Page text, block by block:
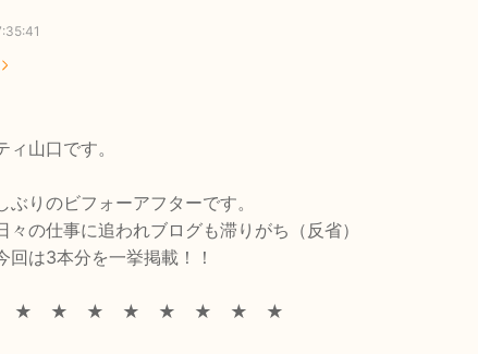
ィ山口です。
ぶりのビフォーアフターです。
々の仕事に追われブログも滞りがち（反省）
回は3本分を一挙掲載！！
★ ★ ★ ★ ★ ★ ★ ★